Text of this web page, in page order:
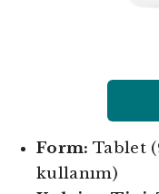
Form: Tablet
kullanım)